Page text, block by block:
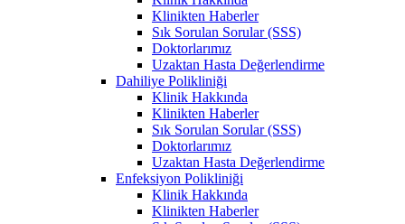
Klinikten Haberler
Sık Sorulan Sorular (SSS)
Doktorlarımız
Uzaktan Hasta Değerlendirme
Dahiliye Polikliniği
Klinik Hakkında
Klinikten Haberler
Sık Sorulan Sorular (SSS)
Doktorlarımız
Uzaktan Hasta Değerlendirme
Enfeksiyon Polikliniği
Klinik Hakkında
Klinikten Haberler